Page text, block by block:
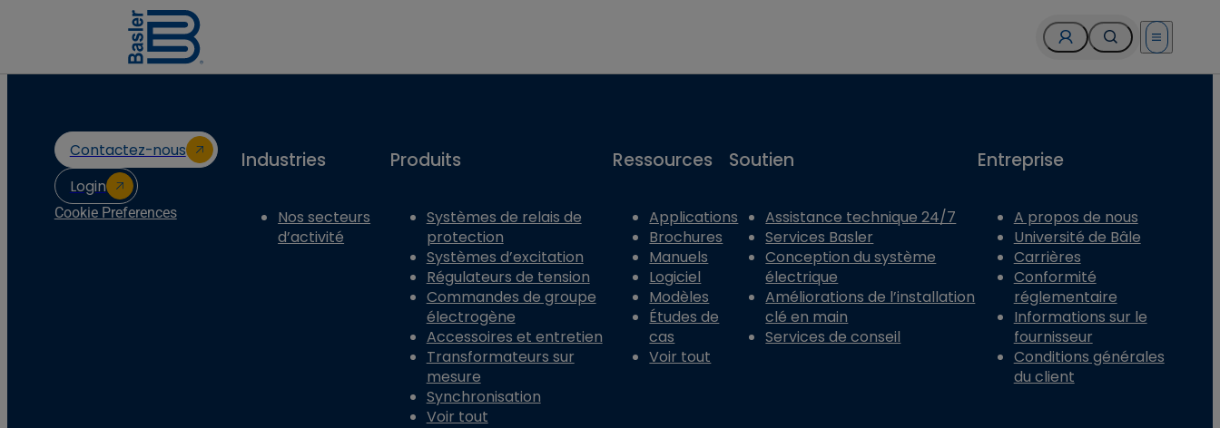
Open menu
Contactez-nous
Login
Cookie Preferences
Industries
Nos secteurs
d’activité
Produits
Systèmes de relais de
protection
Systèmes d’excitation
Régulateurs de tension
Commandes de groupe
électrogène
Accessoires et entretien
Transformateurs sur
mesure
Synchronisation
Voir tout
Ressources
Applications
Brochures
Manuels
Logiciel
Modèles
Études de
cas
Voir tout
Soutien
Assistance technique 24/7
Services Basler
Conception du système
électrique
Améliorations de l’installation
clé en main
Services de conseil
Entreprise
A propos de nous
Université de Bâle
Carrières
Conformité
réglementaire
Informations sur le
fournisseur
Conditions générales
du client